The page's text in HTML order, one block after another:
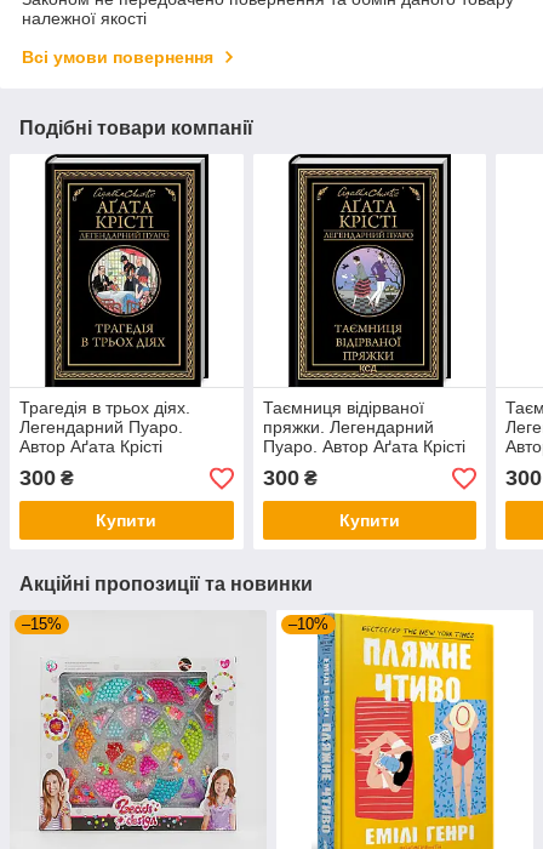
належної якості
Всі умови повернення
Подібні товари компанії
Трагедія в трьох діях.
Легендарний Пуаро.
Автор Аґата Крісті
300 ₴
Купити
Таємниця відірваної
пряжки. Легендарний
Пуаро. Автор Аґата Крісті
300₴
Купити
300
Акційні пропозиції та новинки
–15% –10%